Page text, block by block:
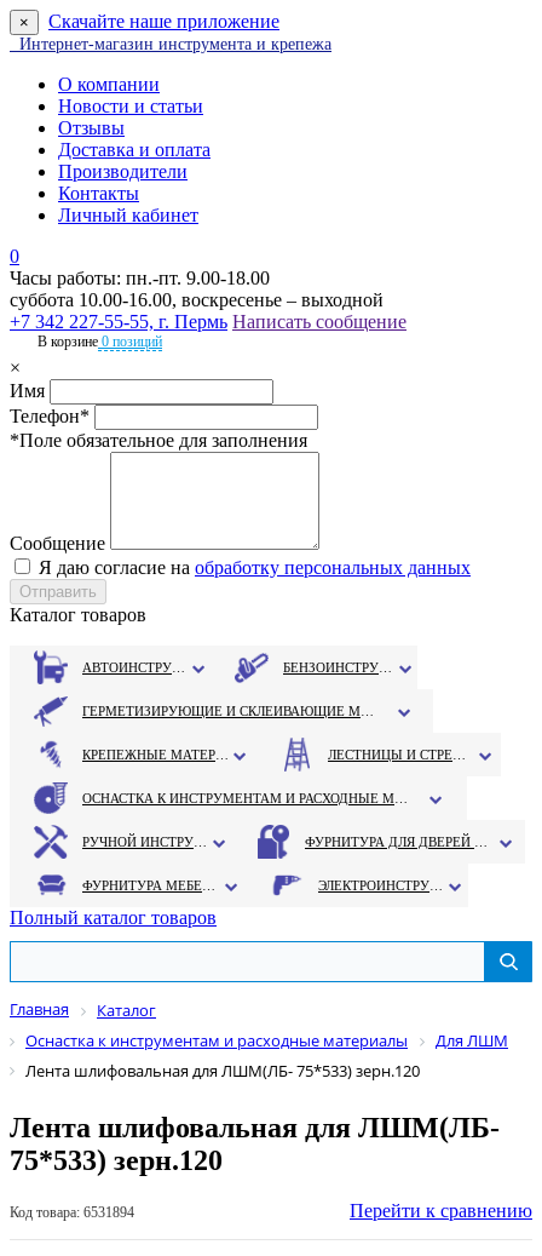
× Скачайте наше приложение
Интернет-магазин инструмента и крепежа
О компании
Новости и статьи
Отзывы
Доставка и оплата
Производители
Контакты
Личный кабинет
0
Часы работы: пн.-пт. 9.00-18.00
суббота 10.00-16.00, воскресенье – выходной
+7 342 227-55-55, г. Пермь Написать сообщение
В корзине 0 позиций
×
Имя
Телефон*
*Поле обязательное для заполнения
Сообщение
Я даю согласие на обработку персональных данных
Каталог товаров
Полный каталог товаров
Главная
Каталог
Оснастка к инструментам и расходные материалы
Для ЛШМ
Лента шлифовальная для ЛШМ(ЛБ- 75*533) зерн.120
Лента шлифовальная для ЛШМ(ЛБ-
75*533) зерн.120
Код товара: 6531894 Перейти к сравнению